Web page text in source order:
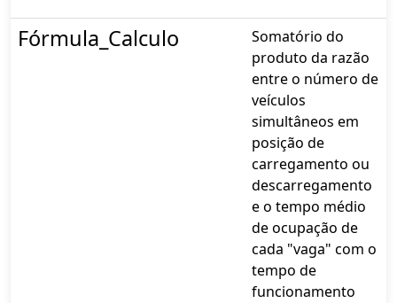
Fórmula_Calculo
Somatório do
produto da razão
entre o número de
veículos
simultâneos em
posição de
carregamento ou
descarregamento
e o tempo médio
de ocupação de
cada "vaga" com o
tempo de
funcionamento